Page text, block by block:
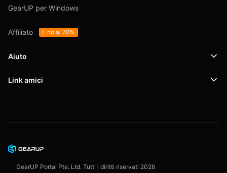
GearUP per Windows
Affiliato Fino al 70%
Aiuto
Supporto
Accordo con l'utente
Link amici
GearUP Portal Pte. Ltd. Tutti i diritti riservati 2026